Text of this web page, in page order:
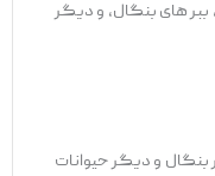
های بنگال، و دیگر
و دیگر حیوانات